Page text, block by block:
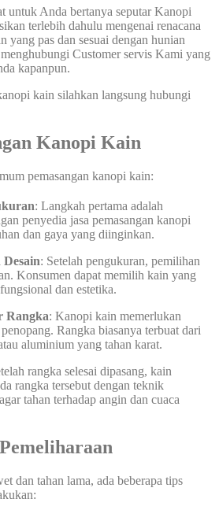
untuk Anda bertanya seputar Kanopi
terlebih dahulu mengenai renacana
yang pas dan sesuai dengan hunian
Customer servis Kami yang
kapanpun.
kain silahkan langsung hubungi
Kanopi Kain
pemasangan kanopi kain:
: Langkah pertama adalah
penyedia jasa pemasangan kanopi
dan gaya yang diinginkan.
: Setelah pengukuran, pemilihan
Konsumen dapat memilih kain yang
dan estetika.
Rangka: Kanopi kain memerlukan
Rangka biasanya terbuat dari
aluminium yang tahan karat.
rangka selesai dipasang, kain
rangka tersebut dengan teknik
tahan terhadap angin dan cuaca
dan tahan lama, ada beberapa tips